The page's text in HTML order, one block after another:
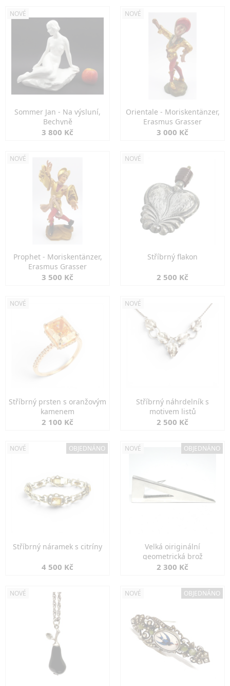
NOVÉ
Sommer Jan - Na výsluní,
Bechyně
3 800 Kč
NOVÉ
Orientale - Moriskentänzer,
Erasmus Grasser
3 000 Kč
NOVÉ
Prophet - Moriskentänzer,
Erasmus Grasser
3 500 Kč
NOVÉ
Stříbrný flakon
2 500 Kč
NOVÉ
Stříbrný prsten s oranžovým
kamenem
2 100 Kč
NOVÉ
Stříbrný náhrdelník s
motivem listů
2 500 Kč
NOVÉ OBJEDNÁNO
Stříbrný náramek s citríny
4 500 Kč
NOVÉ OBJEDNÁNO
Velká oiriginální
geometrická brož
2 300 Kč
NOVÉ NOVÉ OBJEDNÁNO